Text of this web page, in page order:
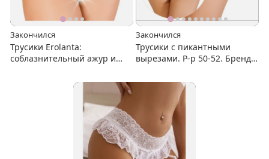
Закончился
Трусики Erolanta:
соблазнительный ажур и
Закончился
Трусики с пикантными
вырезами. Р-р 50-52. Бренд